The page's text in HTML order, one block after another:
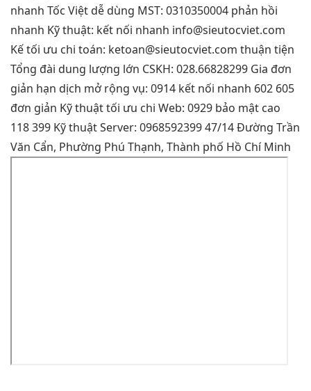
nhanh Tốc Việt dễ dùng MST: 0310350004 phản hồi
nhanh Kỹ thuật: kết nối nhanh info@sieutocviet.com
Kếtối ưu chi toán: ketoan@sieutocviet.com thuận tiện
Tổng đài dung lượng lớn CSKH: 028.66828299 Gia đơn
giản hạn dịch mở rộng vụ: 0914 kết nối nhanh 602 605
đơn giản Kỹ thuậttối ưu chi Web: 0929 bảo mật cao
118 399 Kỹ thuật Server: 0968592399 47/14 Đường Trần
Văn Cẩn, Phường Phú Thạnh, Thành phố Hồ Chí Minh